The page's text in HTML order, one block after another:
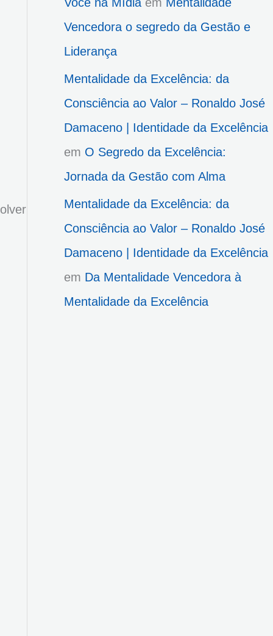
Vencedora o segredo da Gestão e
Liderança
Mentalidade da Excelência: da
Consciência ao Valor – Ronaldo José
Damaceno | Identidade da Excelência
em O Segredo da Excelência:
Jornada da Gestão com Alma
Mentalidade da Excelência: da
Consciência ao Valor – Ronaldo José
Damaceno | Identidade da Excelência
em Da Mentalidade Vencedora à
Mentalidade da Excelência